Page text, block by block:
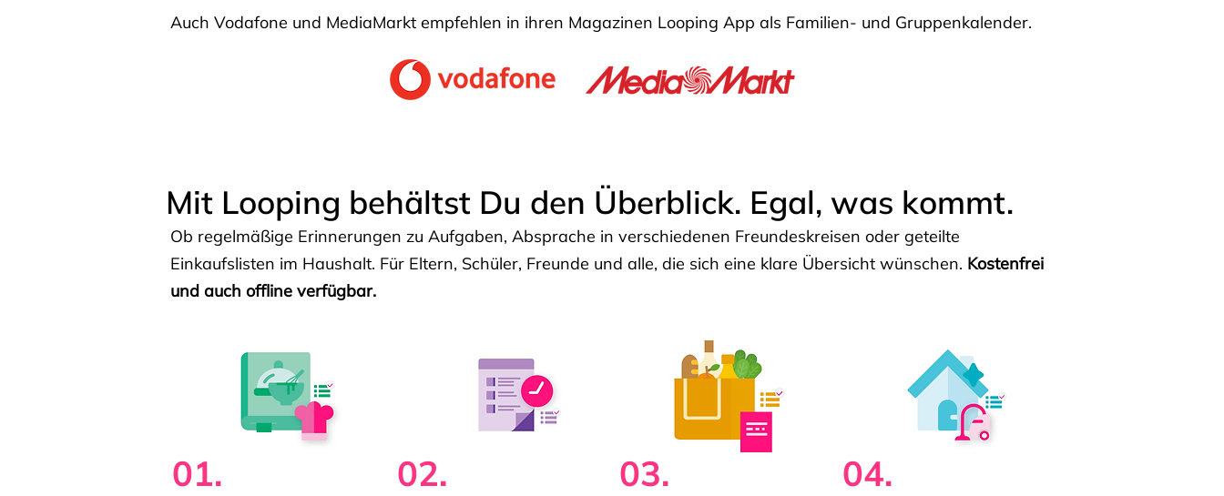
Auch Vodafone und MediaMarkt empfehlen in ihren Magazinen Looping App als Familien- und Gruppenkalender.
Mit Looping behältst Du den Überblick. Egal, was kommt.
Ob regelmäßige Erinnerungen zu Aufgaben, Absprache in verschiedenen Freundeskreisen oder geteilte
Einkaufslisten im Haushalt. Für Eltern, Schüler, Freunde und alle, die sich eine klare Übersicht wünschen. Kostenfrei
und auch offline verfügbar.
01. 02. 03. 04.